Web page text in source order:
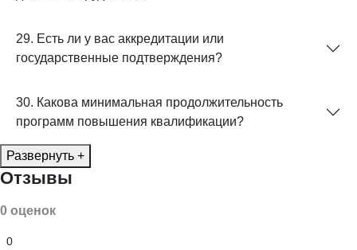
29. Есть ли у вас аккредитации или
государственные подтверждения?
30. Какова минимальная продолжительность
программ повышения квалификации?
Развернуть +
Отзывы
0 оценок
0